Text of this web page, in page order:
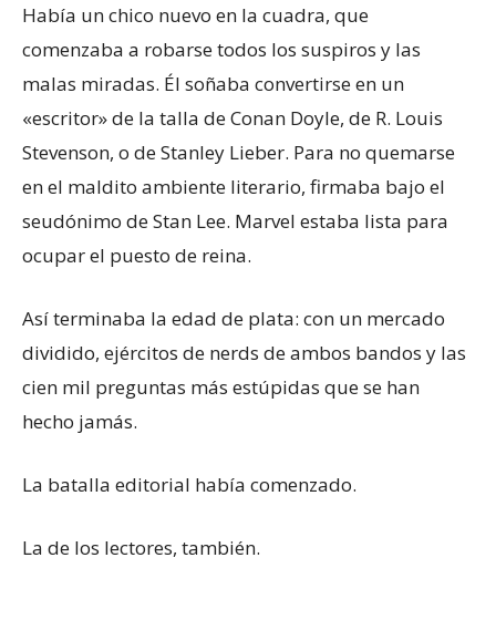
Había un chico nuevo en la cuadra, que
comenzaba a robarse todos los suspiros y las
malas miradas. Él soñaba convertirse en un
«escritor» de la talla de Conan Doyle, de R. Louis
Stevenson, o de Stanley Lieber. Para no quemarse
en el maldito ambiente literario, firmaba bajo el
seudónimo de Stan Lee. Marvel estaba lista para
ocupar el puesto de reina.
Así terminaba la edad de plata: con un mercado
dividido, ejércitos de nerds de ambos bandos y las
cien mil preguntas más estúpidas que se han
hecho jamás.
La batalla editorial había comenzado.
La de los lectores, también.